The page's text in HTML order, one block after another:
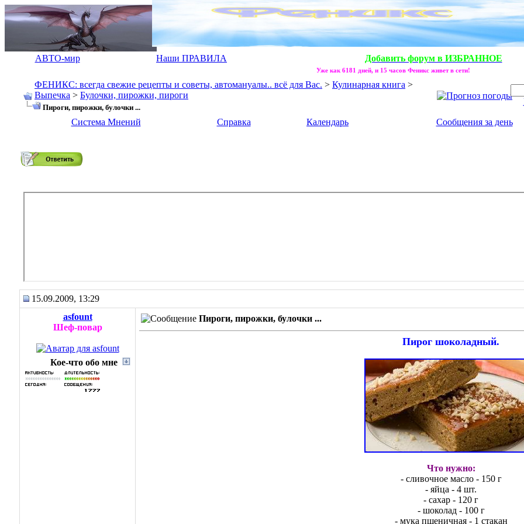
АВТО-мир Наши ПРАВИЛА Добавить форум в ИЗБРАННОЕ
Уже как 6181 дней, и 15 часов Феникс живет в сети!
ФЕНИКС: всегда свежие рецепты и советы, автомануалы.. всё для Вас. > Кулинарная книга >
Выпечка > Булочки, пирожки, пироги
Пироги, пирожки, булочки ...
Система Мнений Справка Календарь Сообщения за день
15.09.2009, 13:29
asfount
Шеф-повар
Кое-что обо мне
Пироги, пирожки, булочки ...
Пирог шоколадный.
Что нужно:
- сливочное масло - 150 г
- яйца - 4 шт.
- сахар - 120 г
- шоколад - 100 г
- мука пшеничная - 1 стакан